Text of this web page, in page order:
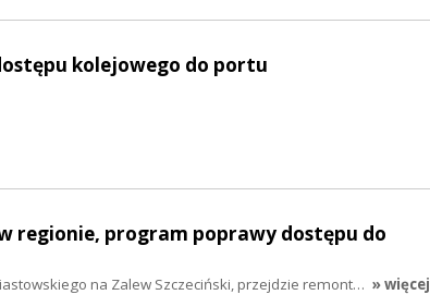
kolejowego do portu
regionie, program poprawy dostępu do
na Zalew Szczeciński, przejdzie remont… » więcej